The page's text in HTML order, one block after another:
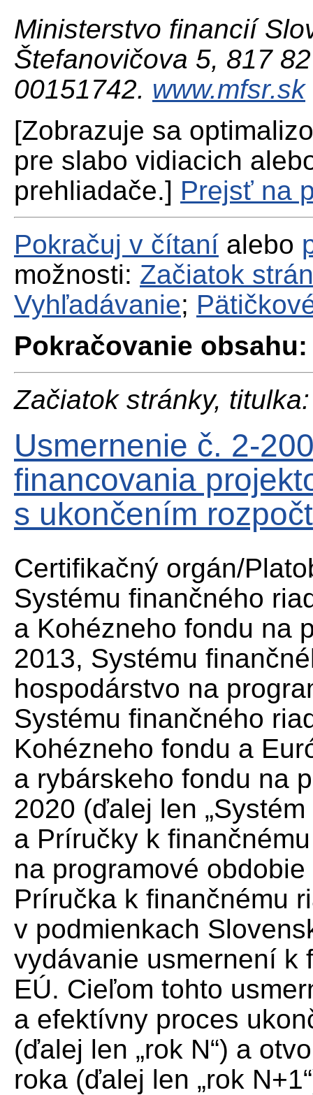
Ministerstvo financií
Štefanovičova 5, 817
00151742. www.mfsr.sk
[Zobrazuje sa
pre slabo vidiacich
prehliadače.] Prejsť na
Pokračuj v čítaní alebo
možnosti: Začiatok
Vyhľadávanie;
Pokračovanie obsahu:
Začiatok stránky, titulka:
Usmernenie č. 2-
financovania
s ukončením
Certifikačný orgán/
Systému finančného
a Kohézneho fondu na
2013, Systému
hospodárstvo na
Systému finančného
Kohézneho fondu a
a rybárskeho fondu na
2020 (ďalej len
a Príručky k
na programové
Príručka k finančnému
v podmienkach
vydávanie usmernení k
EÚ. Cieľom tohto
a efektívny proces
(ďalej len „rok N“) a
roka (ďalej len „rok